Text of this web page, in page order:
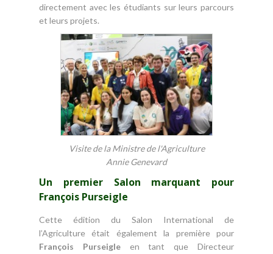
directement avec les étudiants sur leurs parcours
et leurs projets.
Visite de la Ministre de l'Agriculture
Annie Genevard
Un premier Salon marquant pour
François Purseigle
Cette édition du Salon International de
l’Agriculture était également la première pour
François Purseigleen tant que Directeur